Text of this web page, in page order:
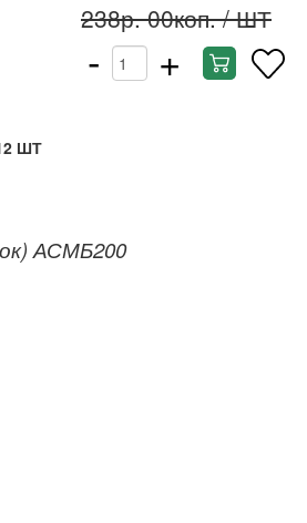
238р. 00коп./ ШТ
- +
ШТ
АСМБ200